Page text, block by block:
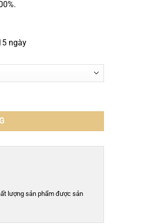
ngày
lượng
lượng sản phẩm được sản